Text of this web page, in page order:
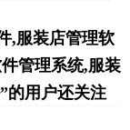
,服装店管理软
管理系统,服装
的用户还关注